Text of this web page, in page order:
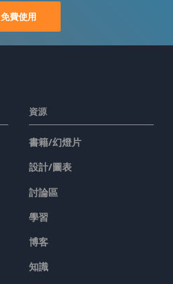
免費使用
資源
書籍/幻燈片
設計/圖表
討論區
學習
博客
知識